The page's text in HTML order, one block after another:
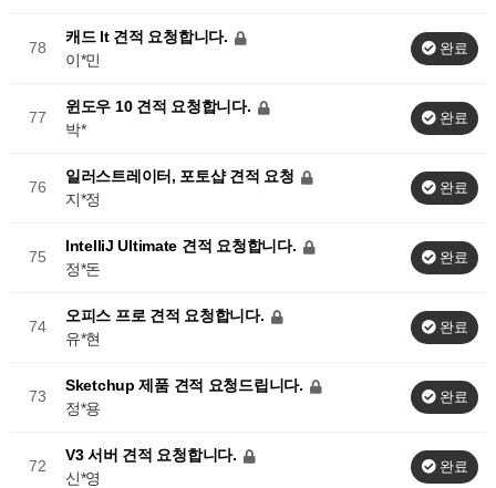
78
캐드 lt 견적 요청합니다.
이*민
완료
77
윈도우 10 견적 요청합니다.
박*
완료
76
일러스트레이터, 포토샵 견적 요청
지*정
완료
75
IntelliJ Ultimate 견적 요청합니다.
정*돈
완료
74
오피스 프로 견적 요청합니다.
유*현
완료
73
Sketchup 제품 견적 요청드립니다.
정*용
완료
72
V3 서버 견적 요청합니다.
신*영
완료